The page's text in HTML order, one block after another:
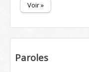
Voir »
Paroles